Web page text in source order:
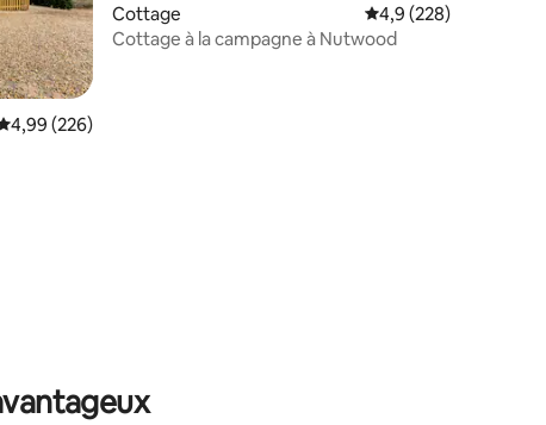
: 5 sur 5
moyenne sur la base de 226 commentaires : 4,99 sur 5
4,99 (226)
Cottage Évaluation moyenne
4,9 (228)
Cottage à la campagne à Nutwood